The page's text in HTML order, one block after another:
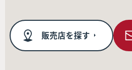
販売店を探す